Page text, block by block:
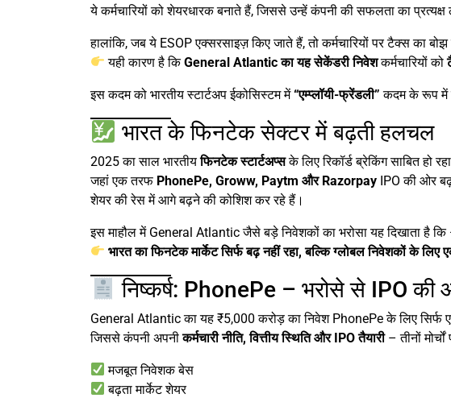
ये कर्मचारियों को शेयरधारक बनाते हैं, जिससे उन्हें कंपनी की सफलता का प्रत्यक्ष
हालांकि, जब ये ESOP एक्सरसाइज़ किए जाते हैं, तो कर्मचारियों पर टैक्स का
यही कारण है किGeneral Atlantic का यह सेकेंडरी निवेशकर्मचारियों को
इस कदम को भारतीय स्टार्टअप ईकोसिस्टम में“एम्प्लॉयी-फ्रेंडली” कदम के रूप में
भारत के फिनटेक सेक्टर में बढ़ती हलचल
2025 का साल भारतीयफिनटेक स्टार्टअप्सके लिए रिकॉर्ड ब्रेकिंग साबित हो
जहां एक तरफ PhonePe, Groww, Paytm और Razorpay IPO की ओर
शेयर की रेस में आगे बढ़ने की कोशिश कर रहे हैं।
इस माहौल में General Atlantic जैसे बड़े निवेशकों का भरोसा यह दिखाता है
भारत का फिनटेक मार्केट सिर्फ बढ़ नहीं रहा, बल्कि ग्लोबल निवेशकों के लिए
निष्कर्ष: PhonePe – भरोसे से IPO की
General Atlantic का यह ₹5,000 करोड़ का निवेश PhonePe के लिए
जिससे कंपनी अपनीकर्मचारी नीति, वित्तीय स्थिति और IPO तैयारी– तीनों
मजबूत निवेशक बेस
बढ़ता मार्केट शेयर